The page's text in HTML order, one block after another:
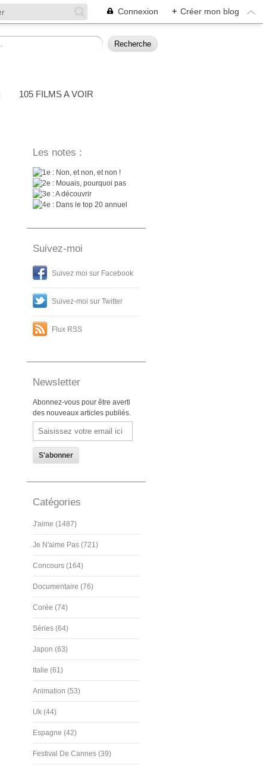
Connexion + Créer mon blog
105 FILMS A VOIR
Les notes :
: Non, et non, et non !
: Mouais, pourquoi pas
: A découvrir
: Dans le top 20 annuel
Suivez-moi
Suivez moi sur Facebook
Suivez-moi sur Twitter
Flux RSS
Newsletter
Abonnez-vous pour être averti
des nouveaux articles publiés.
Email
Catégories
J'aime (1487)
Je N'aime Pas (721)
Concours (164)
Documentaire (76)
Corée (74)
Séries (64)
Japon (63)
Italie (61)
Animation (53)
Uk (44)
Espagne (42)
Festival De Cannes (39)